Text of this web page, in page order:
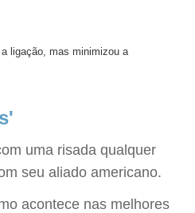
ligação, mas minimizou a
uma risada qualquer
seu aliado americano.
acontece nas melhores